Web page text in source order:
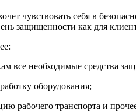
чувствовать себя в
защищенности как для
все необходимые средства
оборудования;
рабочего транспорта и